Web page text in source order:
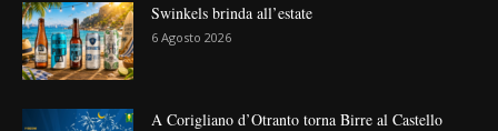
Swinkels brinda all’estate
6 Agosto 2026
A Corigliano d’Otranto torna Birre al Castello